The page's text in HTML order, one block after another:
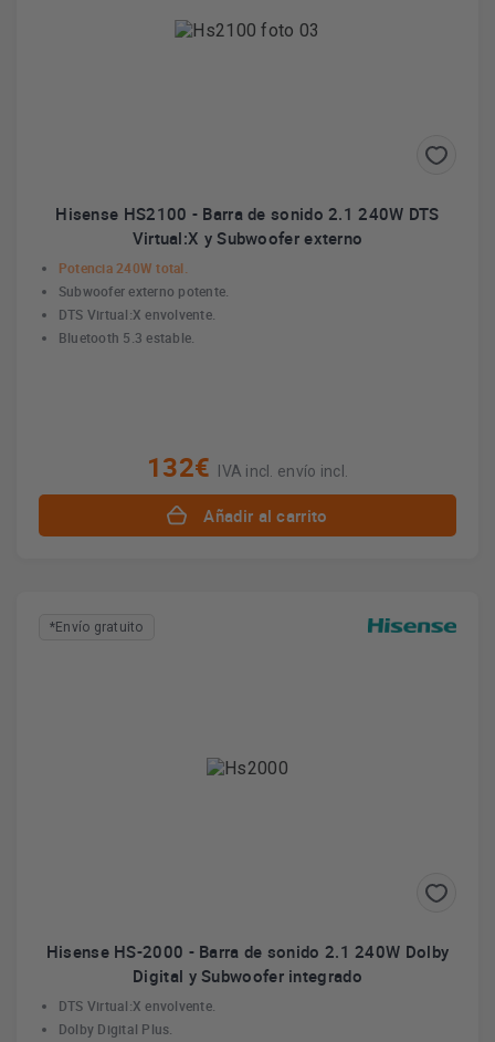
Hisense HS2100 - Barra de sonido 2.1 240W DTS
Virtual:X y Subwoofer externo
Potencia 240W total.
Subwoofer externo potente.
DTS Virtual:X envolvente.
Bluetooth 5.3 estable.
132€ IVA incl. envío incl.
Añadir al carrito
*Envío gratuito
Hisense HS-2000 - Barra de sonido 2.1 240W Dolby
Digital y Subwoofer integrado
DTS Virtual:X envolvente.
Dolby Digital Plus.